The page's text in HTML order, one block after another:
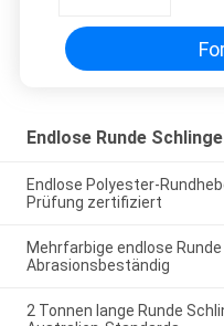
Endlose Runde Schlinge
Endlose Polyester-
Prüfung zertifiziert
Mehrfarbige endlose
Abrasionsbeständig
2 Tonnen lange Runde